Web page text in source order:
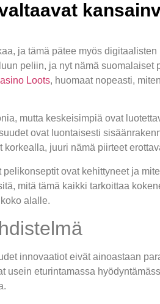
ja tämä pätee myös
peliin, ja nyt nämä
Loots, huomaat nopeasti,
mutta keskeisimpiä ovat
ovat luontaisesti
juuri nämä piirteet
ovat kehittyneet ja
mitä tämä kaikki tarkoittaa
alalle.
innovaatiot eivät ainoastaan
usein eturintamassa